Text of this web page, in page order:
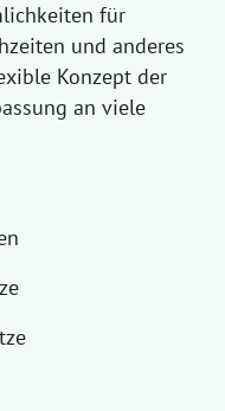
für
und anderes
Konzept der
an viele